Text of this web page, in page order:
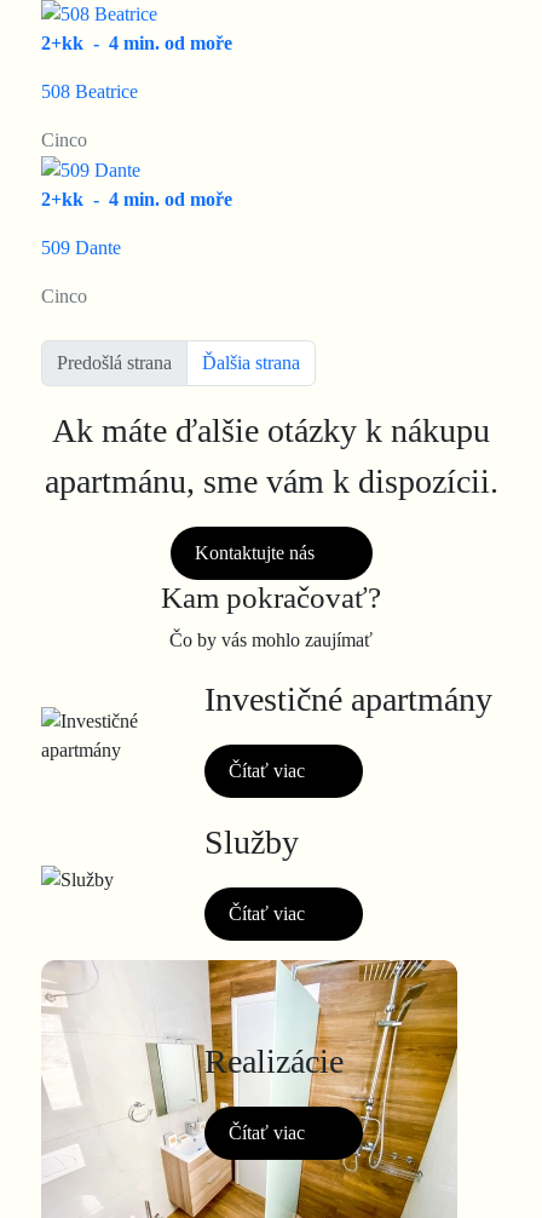
2+kk - 4 min. od moře
508 Beatrice
Cinco
2+kk - 4 min. od moře
509 Dante
Cinco
Predošlá strana Ďalšia strana
Ak máte ďalšie otázky k nákupu
apartmánu, sme vám k dispozícii.
Kontaktujte nás
Kam pokračovať?
Čo by vás mohlo zaujímať
Investičné apartmány
Čítať viac
Služby
Čítať viac
Realizácie
Čítať viac